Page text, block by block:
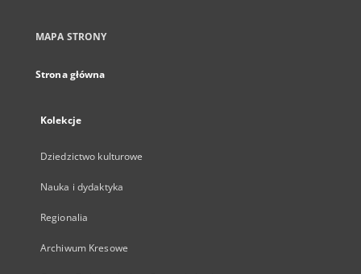
MAPA STRONY
Strona główna
Kolekcje
Dziedzictwo kulturowe
Nauka i dydaktyka
Regionalia
Archiwum Kresowe